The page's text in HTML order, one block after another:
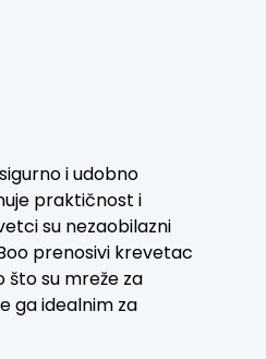
i udobno
praktičnost i
su nezaobilazni
prenosivi krevetac
su mreže za
ga idealnim za